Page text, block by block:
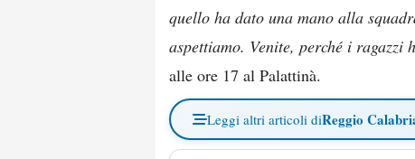
quello ha dato una mano alla
aspettiamo. Venite, perché i ragazzi
alle ore 17 al Palattinà.
Leggi altri articoli diReggio